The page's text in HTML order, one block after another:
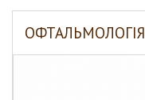
ОФТАЛЬМОЛОГІЯ